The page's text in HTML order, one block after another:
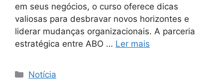
em seus negócios, o curso oferece dicas
valiosas para desbravar novos horizontes e
liderar mudanças organizacionais. A parceria
estratégica entre ABO … Ler mais
Notícia